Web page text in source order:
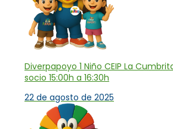
Diverpapoyo 1 Niño CEIP La
socio 15:00h a 16:30h
22 de agosto de 2025